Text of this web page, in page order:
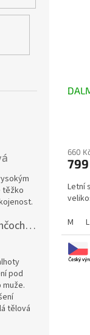
těžko
VELO 15 DEN elastické punčochové kalhoty
pod
tělová
660
Letní
M
L